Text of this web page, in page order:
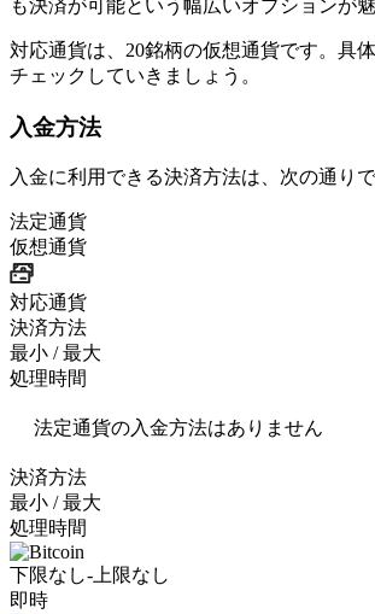
も決済が可能という幅広いオプションが魅
対応通貨は、20銘柄の仮想通貨です。具
チェックしていきましょう。
入金方法
入金に利用できる決済方法は、次の通りで
法定通貨
仮想通貨
対応通貨
決済方法
最小 / 最大
処理時間
法定通貨の入金方法はありません
決済方法
最小 / 最大
処理時間
下限なし-上限なし
即時